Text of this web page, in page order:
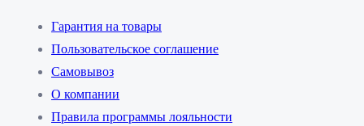
Гарантия на товары
Пользовательское соглашение
Самовывоз
О компании
Правила программы лояльности